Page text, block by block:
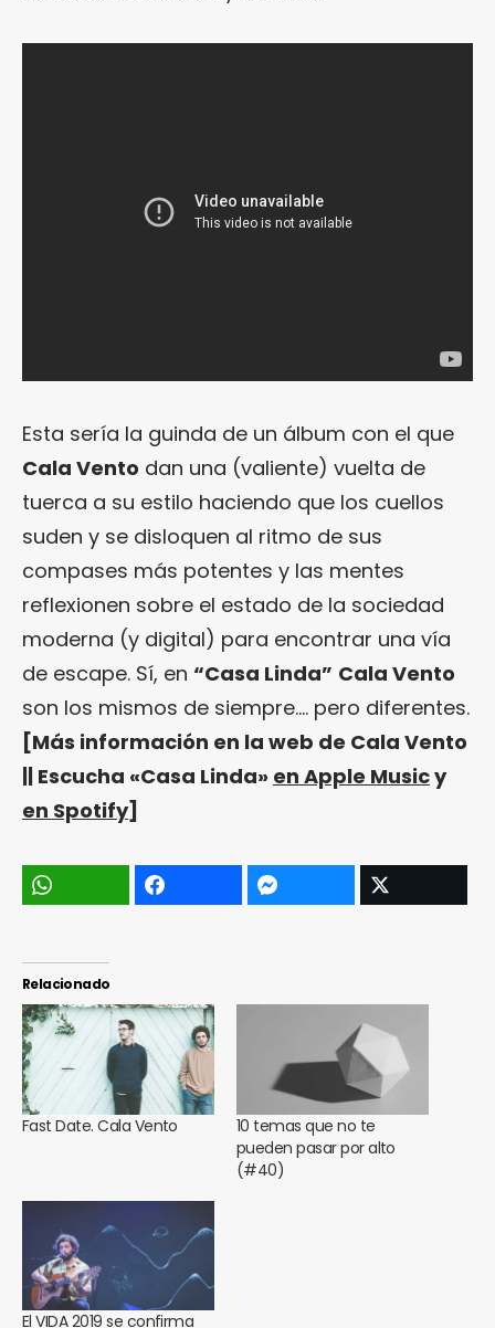
Esta sería la guinda de un álbum con el que
Cala Vento dan una (valiente) vuelta de
tuerca a su estilo haciendo que los cuellos
suden y se disloquen al ritmo de sus
compases más potentes y las mentes
reflexionen sobre el estado de la sociedad
moderna (y digital) para encontrar una vía
de escape. Sí, en “Casa Linda” Cala Vento
son los mismos de siempre…. pero diferentes.
[Más información en la web de Cala Vento
|| Escucha «Casa Linda» en Apple Musicy
en Spotify]
Relacionado
Fast Date. Cala Vento
10 temas que no te
pueden pasar por alto
(#40)
El VIDA 2019 se confirma